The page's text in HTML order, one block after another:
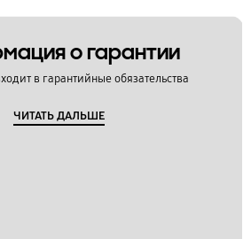
о гарантии
в гарантийные обязательства
ЧИТАТЬ ДАЛЬШЕ